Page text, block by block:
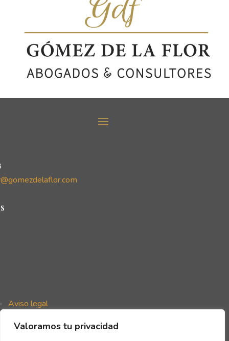
Valoramos tu privacidad
Aviso legal
Política de cookies